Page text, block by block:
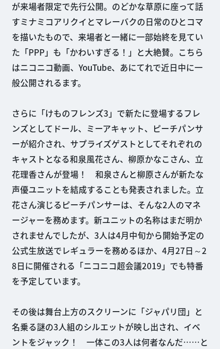
が来場者限定で先行公開。のどかな草原に座って話
すミナミコアリクイとマレーバクの日常のひとコマ
を描いたもので、来場者と一緒に一部始終を見てい
た「PPP」も「かわいすぎる！」と大絶賛。こちら
はニコニコ動画、YouTube、あにてれで近日中に一
般公開されるます。
さらに「けものフレンズ3」で新たに登場するフレ
ンズとしてドール、ミーアキャット、ピーチパンサ
ーが紹介され、サプライズゲストとしてそれぞれの
キャストとなる和泉風花さん、柳原かなこさん、立
花理香さんが登場！ 和泉さんと柳原さんが新たな
声優ユニットを結成することも発表されました。立
花さん演じるピーチパンサーは、そんな2人のマネ
ージャーを務めます。新ユニットの名称はまだ明か
されませんでしたが、3人は4月中旬から開始予定の
公式生放送でレギュラーを務めるほか、4月27日～2
8日に開催される「ニコニコ超会議2019」でも特番
を予定しています。
その後は舞台上方のスクリーンに「ジャパリ団」と
名乗る謎の3人組のシルエットが映し出され、イベ
ントをジャック！ 一体この3人は何者なんだ……と